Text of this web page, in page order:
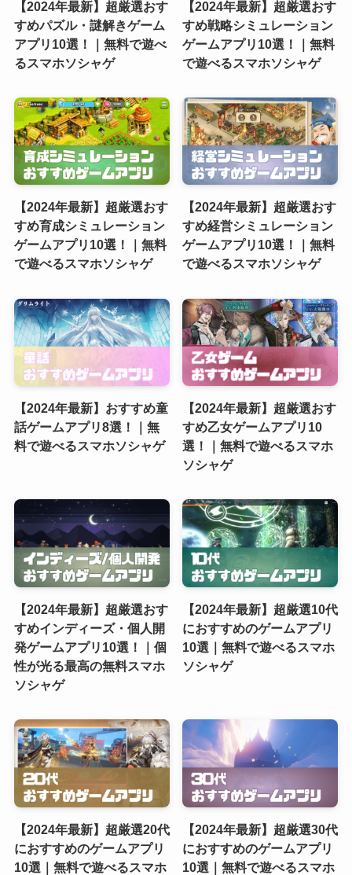
【2024年最新】超厳選おす
すめパズル・謎解きゲーム
アプリ10選！｜無料で遊べ
るスマホソシャゲ
【2024年最新】超厳選おす
すめ戦略シミュレーション
ゲームアプリ10選！｜無料
で遊べるスマホソシャゲ
【2024年最新】超厳選おす
すめ育成シミュレーション
ゲームアプリ10選！｜無料
で遊べるスマホソシャゲ
【2024年最新】超厳選おす
すめ経営シミュレーション
ゲームアプリ10選！｜無料
で遊べるスマホソシャゲ
【2024年最新】おすすめ童
話ゲームアプリ8選！｜無
料で遊べるスマホソシャゲ
【2024年最新】超厳選おす
すめ乙女ゲームアプリ10
選！｜無料で遊べるスマホ
ソシャゲ
【2024年最新】超厳選おす
すめインディーズ・個人開
発ゲームアプリ10選！｜個
性が光る最高の無料スマホ
ソシャゲ
【2024年最新】超厳選10代
におすすめのゲームアプリ
10選｜無料で遊べるスマホ
ソシャゲ
【2024年最新】超厳選20代
におすすめのゲームアプリ
10選｜無料で遊べるスマホ
【2024年最新】超厳選30代
におすすめのゲームアプリ
10選｜無料で遊べるスマホ